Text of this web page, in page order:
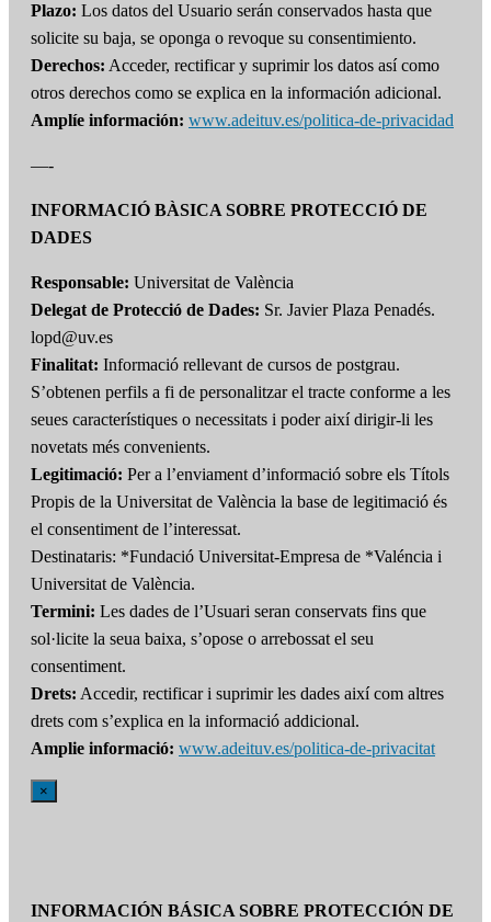
Plazo: Los datos del Usuario serán conservados hasta que
solicite su baja, se oponga o revoque su consentimiento.
Derechos: Acceder, rectificar y suprimir los datos así como
otros derechos como se explica en la información adicional.
Amplíe información: www.adeituv.es/politica-de-privacidad
—-
INFORMACIÓ BÀSICA SOBRE PROTECCIÓ DE
DADES
Responsable: Universitat de València
Delegat de Protecció de Dades: Sr. Javier Plaza Penadés.
lopd@uv.es
Finalitat: Informació rellevant de cursos de postgrau.
S’obtenen perfils a fi de personalitzar el tracte conforme a les
seues característiques o necessitats i poder així dirigir-li les
novetats més convenients.
Legitimació: Per a l’enviament d’informació sobre els Títols
Propis de la Universitat de València la base de legitimació és
el consentiment de l’interessat.
Destinataris: *Fundació Universitat-Empresa de *Valéncia i
Universitat de València.
Termini: Les dades de l’Usuari seran conservats fins que
sol·licite la seua baixa, s’opose o arrebossat el seu
consentiment.
Drets: Accedir, rectificar i suprimir les dades així com altres
drets com s’explica en la informació addicional.
Amplie informació: www.adeituv.es/politica-de-privacitat
×
INFORMACIÓN BÁSICA SOBRE PROTECCIÓN DE